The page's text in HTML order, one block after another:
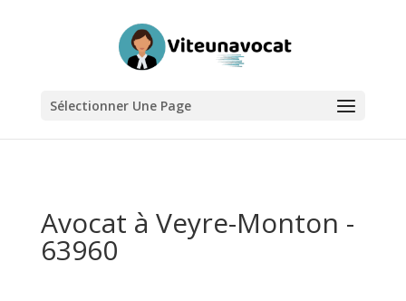
Sélectionner Une Page
Avocat à Veyre-Monton -
63960